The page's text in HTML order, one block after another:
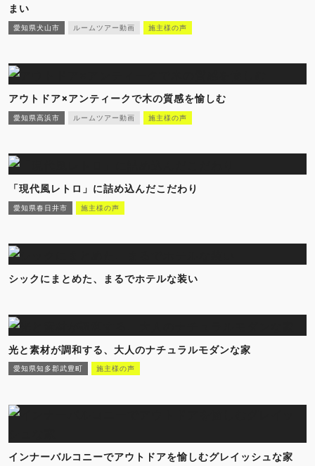
まい
愛知県犬山市 ルームツアー動画 施主様の声
アウトドア×アンティークで木の質感を愉しむ
愛知県高浜市 ルームツアー動画 施主様の声
「現代風レトロ」に詰め込んだこだわり
愛知県春日井市 施主様の声
シックにまとめた、まるでホテルな装い
光と素材が調和する、大人のナチュラルモダンな家
愛知県知多郡武豊町 施主様の声
インナーバルコニーでアウトドアを愉しむグレイッシュな家